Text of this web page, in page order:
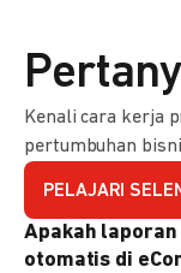
Kenali cara kerja
pertumbuhan
PELAJARI
Apakah
otomatis di